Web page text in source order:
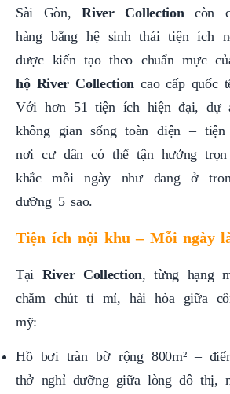
Sài Gòn,River Collectioncòn
hàng bằng hệ sinh thái tiện ích
được kiến tạo theo chuẩn mực
hộ River Collection cao cấp quốc
Với hơn 51 tiện ích hiện đại, dự
không gian sống toàn diện –
nơi cư dân có thể tận hưởng trọn
khắc mỗi ngày như đang ở
dưỡng 5 sao.
Tiện ích nội khu – Mỗi ngày
Tại River Collection, từng hạng
chăm chút tỉ mỉ, hài hòa giữa
mỹ:
Hồ bơi tràn bờ rộng 800m² –
thở nghỉ dưỡng giữa lòng đô thị,